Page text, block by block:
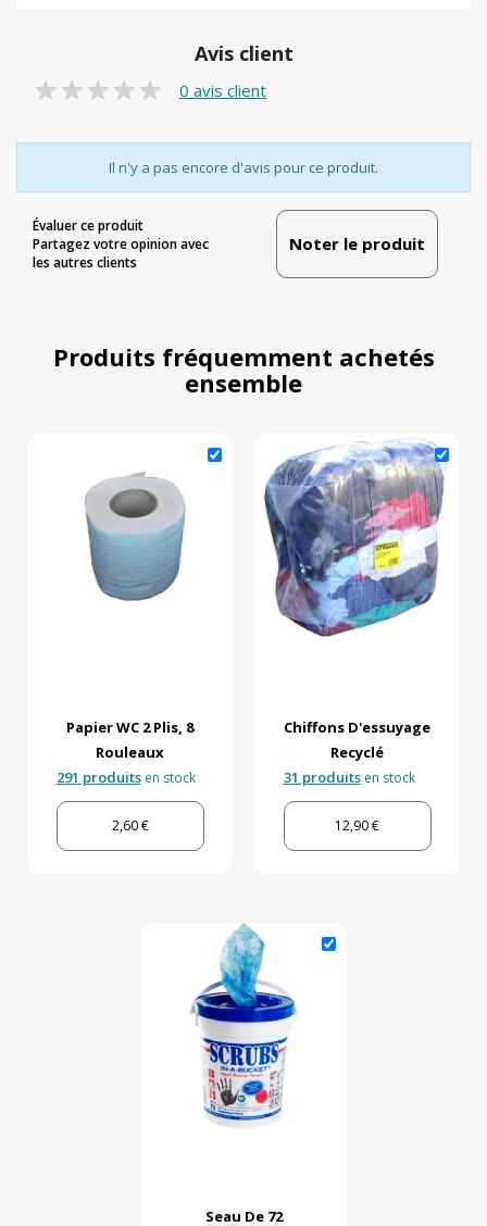
Avis client
0 avis client
Il n'y a pas encore d'avis pour ce produit.
Évaluer ce produit
Partagez votre opinion avec
les autres clients
Noter le produit
Produits fréquemment achetés
ensemble
Papier WC 2 Plis, 8
Rouleaux
291 produitsen stock
2,60 €
Chiffons D'essuyage
Recyclé
31 produitsen stock
12,90 €
Seau De 72